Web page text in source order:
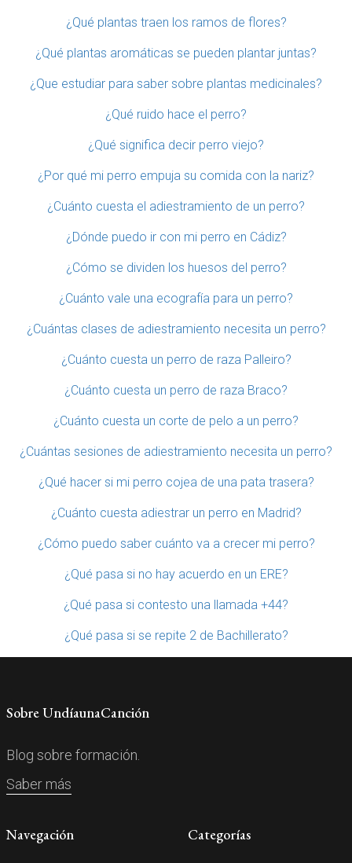
¿Qué plantas traen los ramos de flores?
¿Qué plantas aromáticas se pueden plantar juntas?
¿Que estudiar para saber sobre plantas medicinales?
¿Qué ruido hace el perro?
¿Qué significa decir perro viejo?
¿Por qué mi perro empuja su comida con la nariz?
¿Cuánto cuesta el adiestramiento de un perro?
¿Dónde puedo ir con mi perro en Cádiz?
¿Cómo se dividen los huesos del perro?
¿Cuánto vale una ecografía para un perro?
¿Cuántas clases de adiestramiento necesita un perro?
¿Cuánto cuesta un perro de raza Palleiro?
¿Cuánto cuesta un perro de raza Braco?
¿Cuánto cuesta un corte de pelo a un perro?
¿Cuántas sesiones de adiestramiento necesita un perro?
¿Qué hacer si mi perro cojea de una pata trasera?
¿Cuánto cuesta adiestrar un perro en Madrid?
¿Cómo puedo saber cuánto va a crecer mi perro?
¿Qué pasa si no hay acuerdo en un ERE?
¿Qué pasa si contesto una llamada +44?
¿Qué pasa si se repite 2 de Bachillerato?
Sobre UndíaunaCanción
Blog sobre formación.
Saber más
Navegación Categorías